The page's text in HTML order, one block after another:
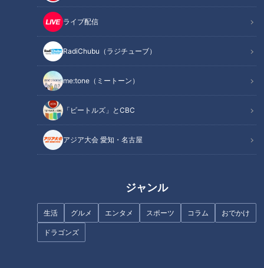
ライブ配信
RadiChubu（ラジチューブ）
me:tone（ミートーン）
「ビートルズ」とCBC
アジア大会 愛知・名古屋
ジャンル
生活 グルメ エンタメ スポーツ コラム おでかけ
ドラゴンズ
この記事を見たあなたへのおすすめ
フランス人は菓子店「シャトレ
ーゼ」の店名に顔を赤らめる？
輿行列を支えるアツい男たちに
おいしいのになぜ注文されな
まるでウォータースライダー！